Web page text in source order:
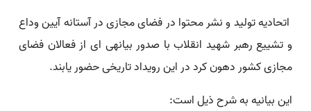
اتحادیه تولید و نشر محتوا در فضای مجازی در آستانه آیین وداع
و تشییع رهبر شهید انقلاب با صدور بیانهی ای از فعالان فضای
مجازی کشور دهون کرد در این رویداد تاریخی حضور یابند.
این بیانیه به شرح ذیل است: